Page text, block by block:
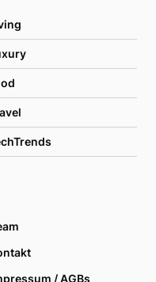
/ AGBs